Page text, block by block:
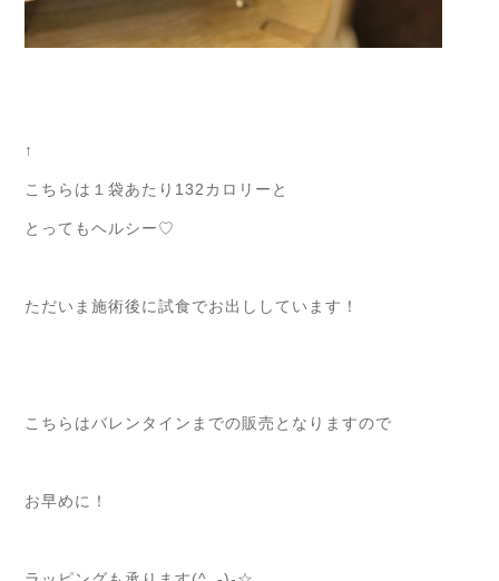
↑
こちらは１袋あたり132カロリーと
とってもヘルシー♡
ただいま施術後に試食でお出ししています！
こちらはバレンタインまでの販売となりますので
お早めに！